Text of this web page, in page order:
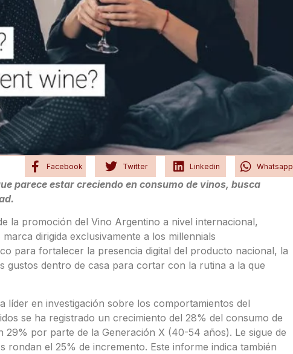
Facebook Twitter Linkedin Whatsapp
parece estar creciendo en consumo de vinos, busca
la promoción del Vino Argentino a nivel internacional,
dirigida exclusivamente a los millennials
para fortalecer la presencia digital del producto nacional, la
gustos dentro de casa para cortar con la rutina a la que
líder en investigación sobre los comportamientos del
se ha registrado un crecimiento del 28% del consumo de
por parte de la Generación X (40-54 años). Le sigue de
el 25% de incremento. Este informe indica también